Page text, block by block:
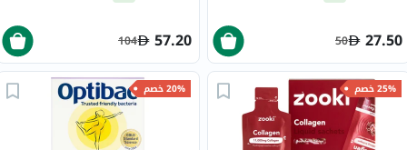
27.50
50
57.20
104
25% خصم 20% خصم